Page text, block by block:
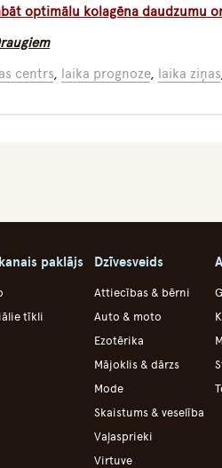
optimālu kolagēna daudzumu
centrs, laika prognoze, laika ziņas
paklājs
tīkli
Dzīvesveids
Attiecības & bērni
Auto & moto
Ezotērika
Mājoklis & dārzs
Mode
Skaistums & veselība
Vaļasprieki
Virtuve